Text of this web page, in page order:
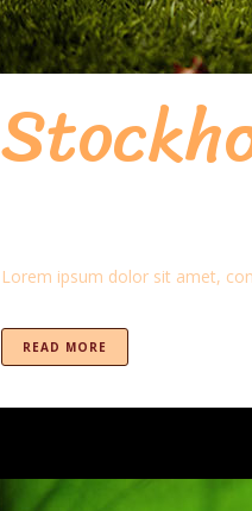
Lorem ipsum dolor sit amet,
READ MORE